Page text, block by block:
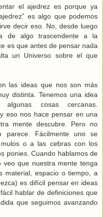
el ajedrez es porque ya
es algo que podemos
decir eso. No, desde luego
de algo trascendente a la
es que antes de pensar nada
un Universo sobre el que
las ideas que nos son más
distinta. Tenemos una idea
cosas cercanas.
eso nos hace pensar en una
mente descubre. Pero no
parece. Fácilmente uno se
o a las cebras con los
ponies. Cuando hablamos de
veo que nuestra mente tenga
material, espacio o tiempo, a
es difícil pensar en ideas
hablar de definiciones que
que seguimos avanzando